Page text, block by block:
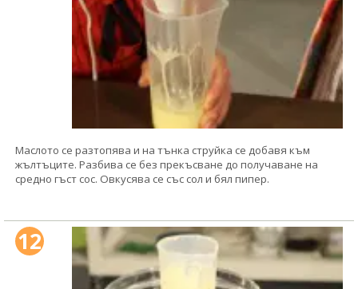
Маслото се разтопява и на тънка струйка се добавя към
жълтъците. Разбива се без прекъсване до получаване на
средно гъст сос. Овкусява се със сол и бял пипер.
12